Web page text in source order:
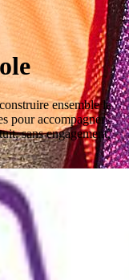
ensemble la
pour accompagner
sans engagement,